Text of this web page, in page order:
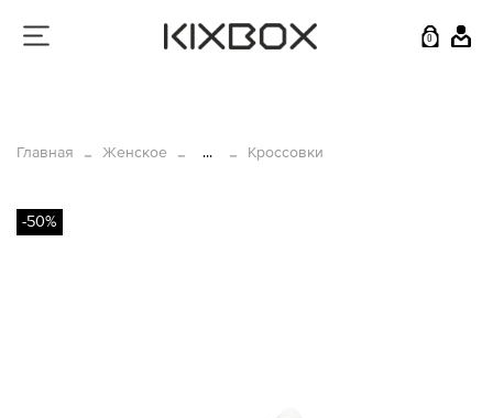
0
Главная Женское ... Кроссовки
-50%